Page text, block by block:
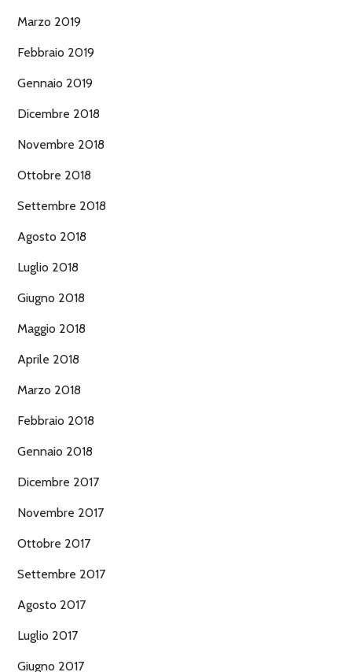
Marzo 2019
Febbraio 2019
Gennaio 2019
Dicembre 2018
Novembre 2018
Ottobre 2018
Settembre 2018
Agosto 2018
Luglio 2018
Giugno 2018
Maggio 2018
Aprile 2018
Marzo 2018
Febbraio 2018
Gennaio 2018
Dicembre 2017
Novembre 2017
Ottobre 2017
Settembre 2017
Agosto 2017
Luglio 2017
Giugno 2017